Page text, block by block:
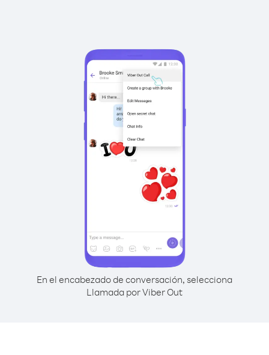
En el encabezado de conversación, selecciona
Llamada por Viber Out